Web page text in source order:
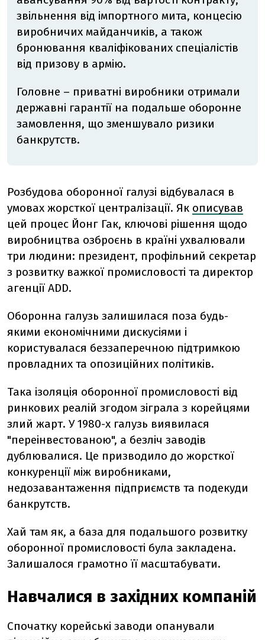
звільнення від імпортного мита, концесію
виробничих майданчиків, а також
бронювання кваліфікованих спеціалістів
від призову в армію.
Головне – приватні виробники отримали
державні гарантії на подальше оборонне
замовлення, що зменшувало ризики
банкрутств.
Розбудова оборонної галузі відбувалася в
умовах жорсткої централізації. Як описував
цей процес Йонг Гак, ключові рішення щодо
виробництва озброєнь в країні ухвалювали
три людини: президент, профільний секретар
з розвитку важкої промисловості та директор
агенції ADD.
Оборонна галузь залишилася поза будь-
якими економічними дискусіями і
користувалася беззаперечною підтримкою
провладних та опозиційних політиків.
Така ізоляція оборонної промисловості від
ринкових реалій згодом зіграла з корейцями
злий жарт. У 1980-х галузь виявилася
"переінвестованою", а безліч заводів
дублювалися. Це призводило до жорсткої
конкуренції між виробниками,
недозавантаження підприємств та подекуди
банкрутств.
Хай там як, а база для подальшого розвитку
оборонної промисловості була закладена.
Залишалося грамотно її масштабувати.
Навчалися в західних компаній
Спочатку корейські заводи опанували